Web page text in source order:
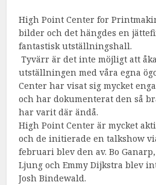
High Point Center for
bilder och det hängdes en
fantastisk utställningshall.
Tyvärr är det inte möjligt att
utställningen med våra egna
Center har visat sig mycket
och har dokumenterat den så
har varit där ändå.
High Point Center är mycket
och de initierade en talkshow
februari blev den av. Bo
Ljung och Emmy Dijkstra blev
Josh Bindewald.